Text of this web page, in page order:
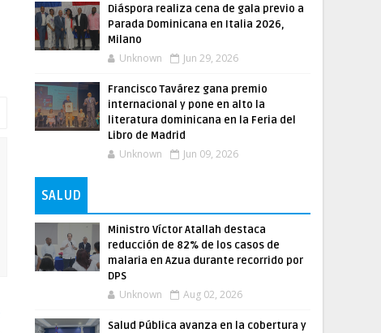
Diáspora realiza cena de gala previo a
Parada Dominicana en Italia 2026,
Milano
Unknown Jun 29, 2026
Francisco Tavárez gana premio
internacional y pone en alto la
literatura dominicana en la Feria del
Libro de Madrid
Unknown Jun 09, 2026
SALUD
Ministro Víctor Atallah destaca
reducción de 82% de los casos de
malaria en Azua durante recorrido por
DPS
Unknown Aug 02, 2026
Salud Pública avanza en la cobertura y